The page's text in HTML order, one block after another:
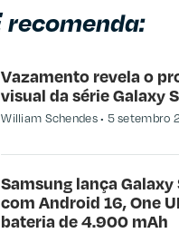
recomenda:
Vazamento revela o
visual da série Galaxy
William Schendes 5 setembro
Samsung lança Galaxy
com Android 16, One
bateria de 4.900 mAh